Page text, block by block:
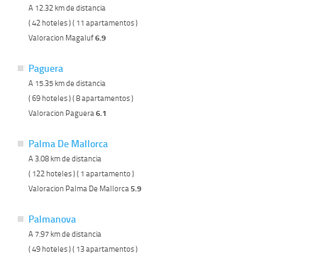
A 12.32 km de distancia
( 42 hoteles ) ( 11 apartamentos )
Valoracion Magaluf6.9
Paguera
A 15.35 km de distancia
( 69 hoteles ) ( 8 apartamentos )
Valoracion Paguera 6.1
Palma De Mallorca
A 3.08 km de distancia
( 122 hoteles ) ( 1 apartamento )
Valoracion Palma De Mallorca 5.9
Palmanova
A 7.97 km de distancia
( 49 hoteles ) ( 13 apartamentos )